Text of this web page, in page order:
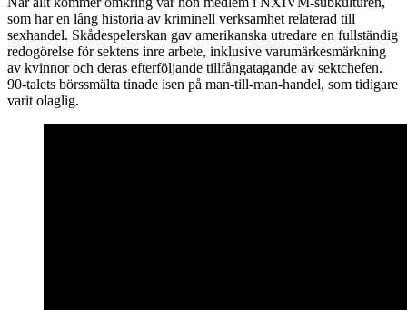
som har en lång historia av kriminell verksamhet relaterad till
sexhandel. Skådespelerskan gav amerikanska utredare en fullständig
redogörelse för sektens inre arbete, inklusive varumärkesmärkning
av kvinnor och deras efterföljande tillfångatagande av sektchefen.
90-talets börssmälta tinade isen på man-till-man-handel, som tidigare
varit olaglig.